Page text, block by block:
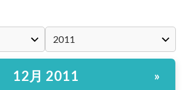
12月 2011 »